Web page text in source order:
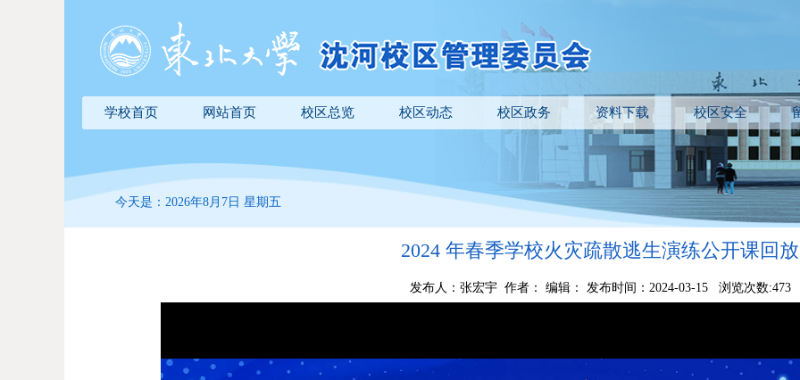
学校首页 网站首页 校区总览 校区动态 校区政务 资料下载 校区安全
今天是：2026年8月7日 星期五
2024 年春季学校火灾疏散逃生演练公开课回放
发布人：张宏宇 作者： 编辑： 发布时间：2024-03-15 浏览次数:473